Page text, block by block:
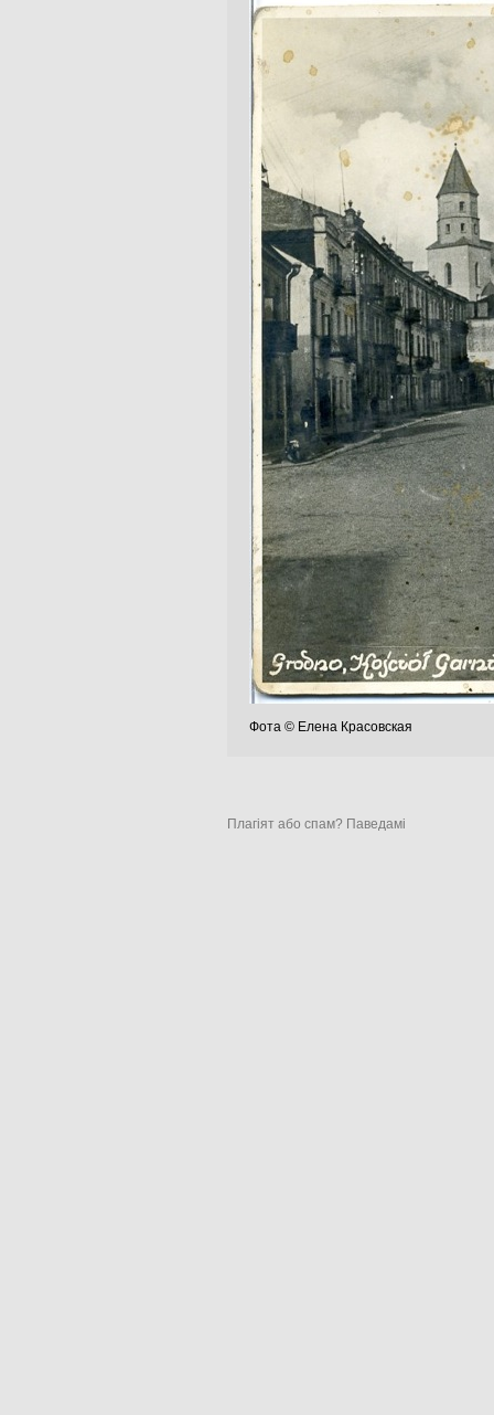
Фота © Елена Красовская
Плагіят або спам? Паведамі